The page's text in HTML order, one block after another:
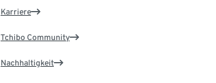
Karriere
Tchibo Community
Nachhaltigkeit